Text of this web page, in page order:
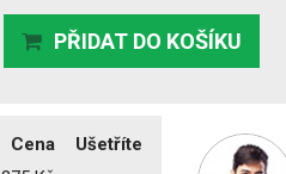
PŘIDAT DO KOŠÍKU
Cena
Ušetříte